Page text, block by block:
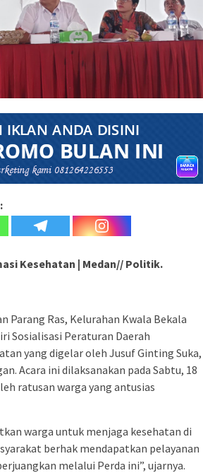
Kesehatan | Medan// Politik.
Parang Ras, Kelurahan Kwala Bekala
Sosialisasi Peraturan Daerah
yang digelar oleh Jusuf Ginting Suka,
Acara ini dilaksanakan pada Sabtu, 18
ratusan warga yang antusias
warga untuk menjaga kesehatan di
berhak mendapatkan pelayanan
melalui Perda ini”, ujarnya.